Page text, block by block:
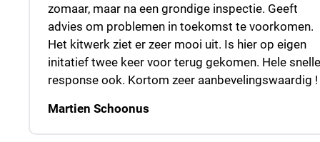
zomaar, maar na een grondige inspectie. Geeft
advies om problemen in toekomst te voorkomen.
Het kitwerk ziet er zeer mooi uit. Is hier op eigen
initatief twee keer voor terug gekomen. Hele snelle
response ook. Kortom zeer aanbevelingswaardig !
Martien Schoonus